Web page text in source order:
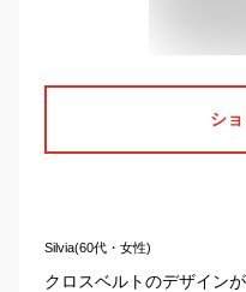
シ
Silvia(60代・女性)
クロスベルトのデザイン